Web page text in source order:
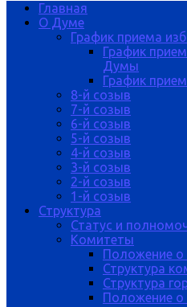
Главная
О Думе
График приема
График
Думы
График
8-й созыв
7-й созыв
6-й созыв
5-й созыв
4-й созыв
3-й созыв
2-й созыв
1-й созыв
Структура
Статус и
Комитеты
Положение о
Структура
Структура
Положение о